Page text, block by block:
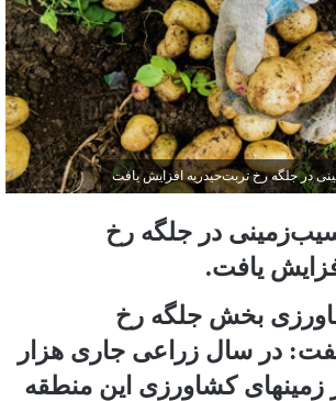
جلگه رخ تربت‌حیدریه افزایش یافت
در جلگه رخ
یافت.
بخش جلگه رخ
در سال زراعی جاری هزار
از زمینهای کشاورزی این منطقه